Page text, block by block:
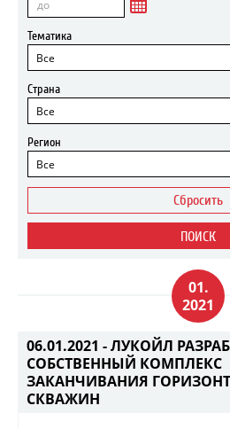
Тематика
Все
Страна
Все
Регион
Все
Сбросить
ПОИСК
01.
2021
06.01.2021 -ЛУКОЙЛ
СОБСТВЕННЫЙ КОМПЛЕКС
ЗАКАНЧИВАНИЯ
СКВАЖИН